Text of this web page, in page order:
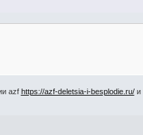
azf https://azf-deletsia-i-besplodie.ru/и